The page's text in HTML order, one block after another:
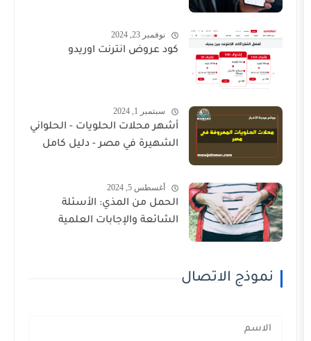
نوفمبر 23, 2024
كود عروض انترنت اوريدو
أشهر محلات الحلويات - الحلواني
الشهيرة في مصر - دليل كامل
أغسطس 5, 2024
الحمل من المذي: الأسئلة
الشائعة والإجابات العلمية